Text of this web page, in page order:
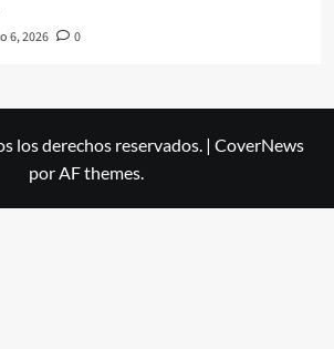
6, 2026 0
los derechos reservados. | CoverNews
por AF themes.